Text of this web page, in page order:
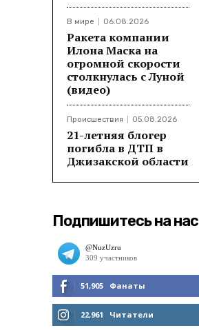
В мире 06.08.2026
Ракета компании
Илона Маска на
огромной скорости
столкнулась с Луной
(видео)
Происшествия 05.08.2026
21-летняя блогер
погибла в ДТП в
Джизакской области
Подпишитесь на нас
51,905 Фанаты
МНЕ НРАВИТСЯ
22,961 Читатели